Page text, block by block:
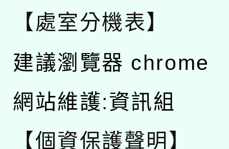
【處室分機表】
建議瀏覽器 chrome
網站維護:資訊組
【個資保護聲明】